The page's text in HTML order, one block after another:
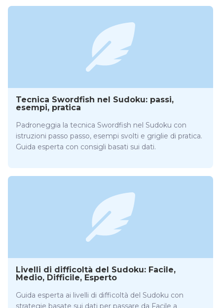
Tecnica Swordfish nel Sudoku: passi,
esempi, pratica
Padroneggia la tecnica Swordfish nel Sudoku con
istruzioni passo passo, esempi svolti e griglie di pratica.
Guida esperta con consigli basati sui dati.
Livelli di difficoltà del Sudoku: Facile,
Medio, Difficile, Esperto
Guida esperta ai livelli di difficoltà del Sudoku con
strategie basate sui dati per passare da Facile a